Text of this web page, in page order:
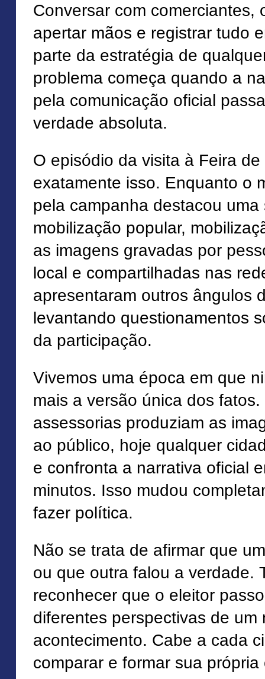
Conversar com comerciantes,
apertar mãos e registrar tudo
parte da estratégia de
problema começa quando a
pela comunicação oficial
verdade absoluta.
O episódio da visita à Feira
exatamente isso. Enquanto o
pela campanha destacou
mobilização popular,
as imagens gravadas por
local e compartilhadas nas
apresentaram outros ângulos
levantando questionamentos
da participação.
Vivemos uma época em que
mais a versão única dos
assessorias produziam as
ao público, hoje qualquer
e confronta a narrativa oficial
minutos. Isso mudou
fazer política.
Não se trata de afirmar que
ou que outra falou a verdade.
reconhecer que o eleitor
diferentes perspectivas de um
acontecimento. Cabe a cada
comparar e formar sua própria